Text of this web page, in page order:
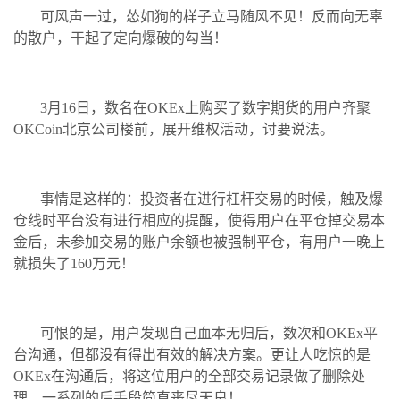
可风声一过，怂如狗的样子立马随风不见！反而向无辜
的散户，干起了定向爆破的勾当！
3月16日，数名在OKEx上购买了数字期货的用户齐聚
OKCoin北京公司楼前，展开维权活动，讨要说法。
事情是这样的：投资者在进行杠杆交易的时候，触及爆
仓线时平台没有进行相应的提醒，使得用户在平仓掉交易本
金后，未参加交易的账户余额也被强制平仓，有用户一晚上
就损失了160万元！
可恨的是，用户发现自己血本无归后，数次和OKEx平
台沟通，但都没有得出有效的解决方案。更让人吃惊的是
OKEx在沟通后，将这位用户的全部交易记录做了删除处